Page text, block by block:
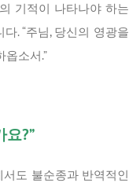
기적이 나타나야 하는
. “주님, 당신의 영광을
소서.”
?”
도 불순종과 반역적인